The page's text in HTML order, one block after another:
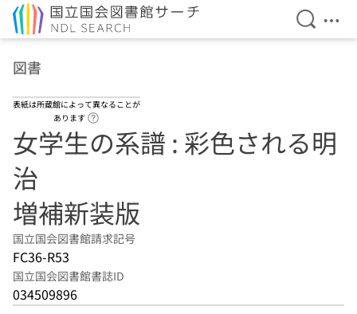
検索を
メ
図書
表紙は所蔵館によって異なることが
あります
女学生の系譜 : 彩色される明
治
増補新装版
国立国会図書館請求記号
FC36-R53
国立国会図書館書誌ID
034509896